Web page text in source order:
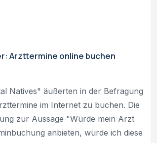
Arzttermine online buchen
Natives" äußerten in der Befragung
im Internet zu buchen. Die
zur Aussage "Würde mein Arzt
anbieten, würde ich diese